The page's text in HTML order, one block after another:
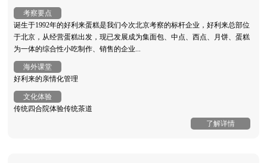
考察要点
诞生于1992年的好利来蛋糕是我们今次北京考察的标杆企业，好利来总部位
于北京，从经营蛋糕出发，现已发展成为集面包、中点、西点、月饼、蛋糕
为一体的综合性小吃制作、销售的企业...
海外课堂
好利来的亲情化管理
文化体验
传统四合院体验传统茶道
了解详情